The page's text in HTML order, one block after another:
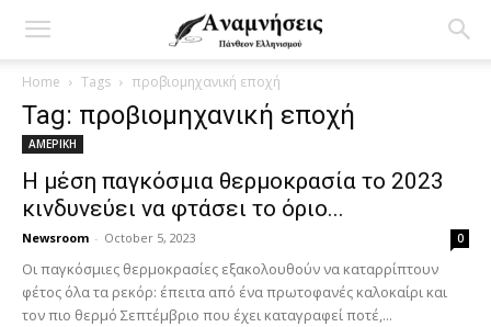
Home Tags προβιομηχανική εποχή
Tag: προβιομηχανική εποχή
ΑΜΕΡΙΚΗ
Η μέση παγκόσμια θερμοκρασία το 2023
κινδυνεύει να φτάσει το όριο...
Newsroom - October 5, 2023 0
Οι παγκόσμιες θερμοκρασίες εξακολουθούν να καταρρίπτουν
φέτος όλα τα ρεκόρ: έπειτα από ένα πρωτοφανές καλοκαίρι και
τον πιο θερμό Σεπτέμβριο που έχει καταγραφεί ποτέ,...